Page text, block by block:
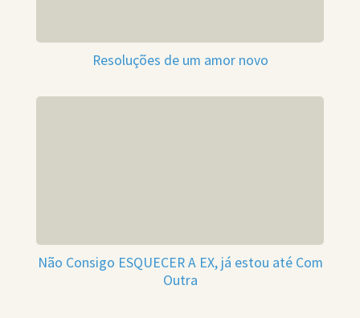
Resoluções de um amor novo
Não Consigo ESQUECER A EX, já estou até Com
Outra